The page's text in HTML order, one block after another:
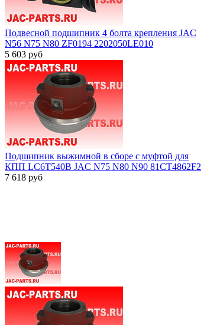
Подвесной подшипник 4 болта крепления JAC
N56 N75 N80 ZF0194 2202050LE010
5 603 руб
Подшипник выжимной в сборе с муфтой для
КПП LC6T540B JAC N75 N80 N90 81CT4862F2
7 618 руб